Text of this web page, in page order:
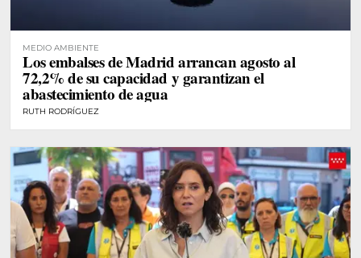
MEDIO AMBIENTE
Los embalses de Madrid arrancan agosto al
72,2% de su capacidad y garantizan el
abastecimiento de agua
RUTH RODRÍGUEZ